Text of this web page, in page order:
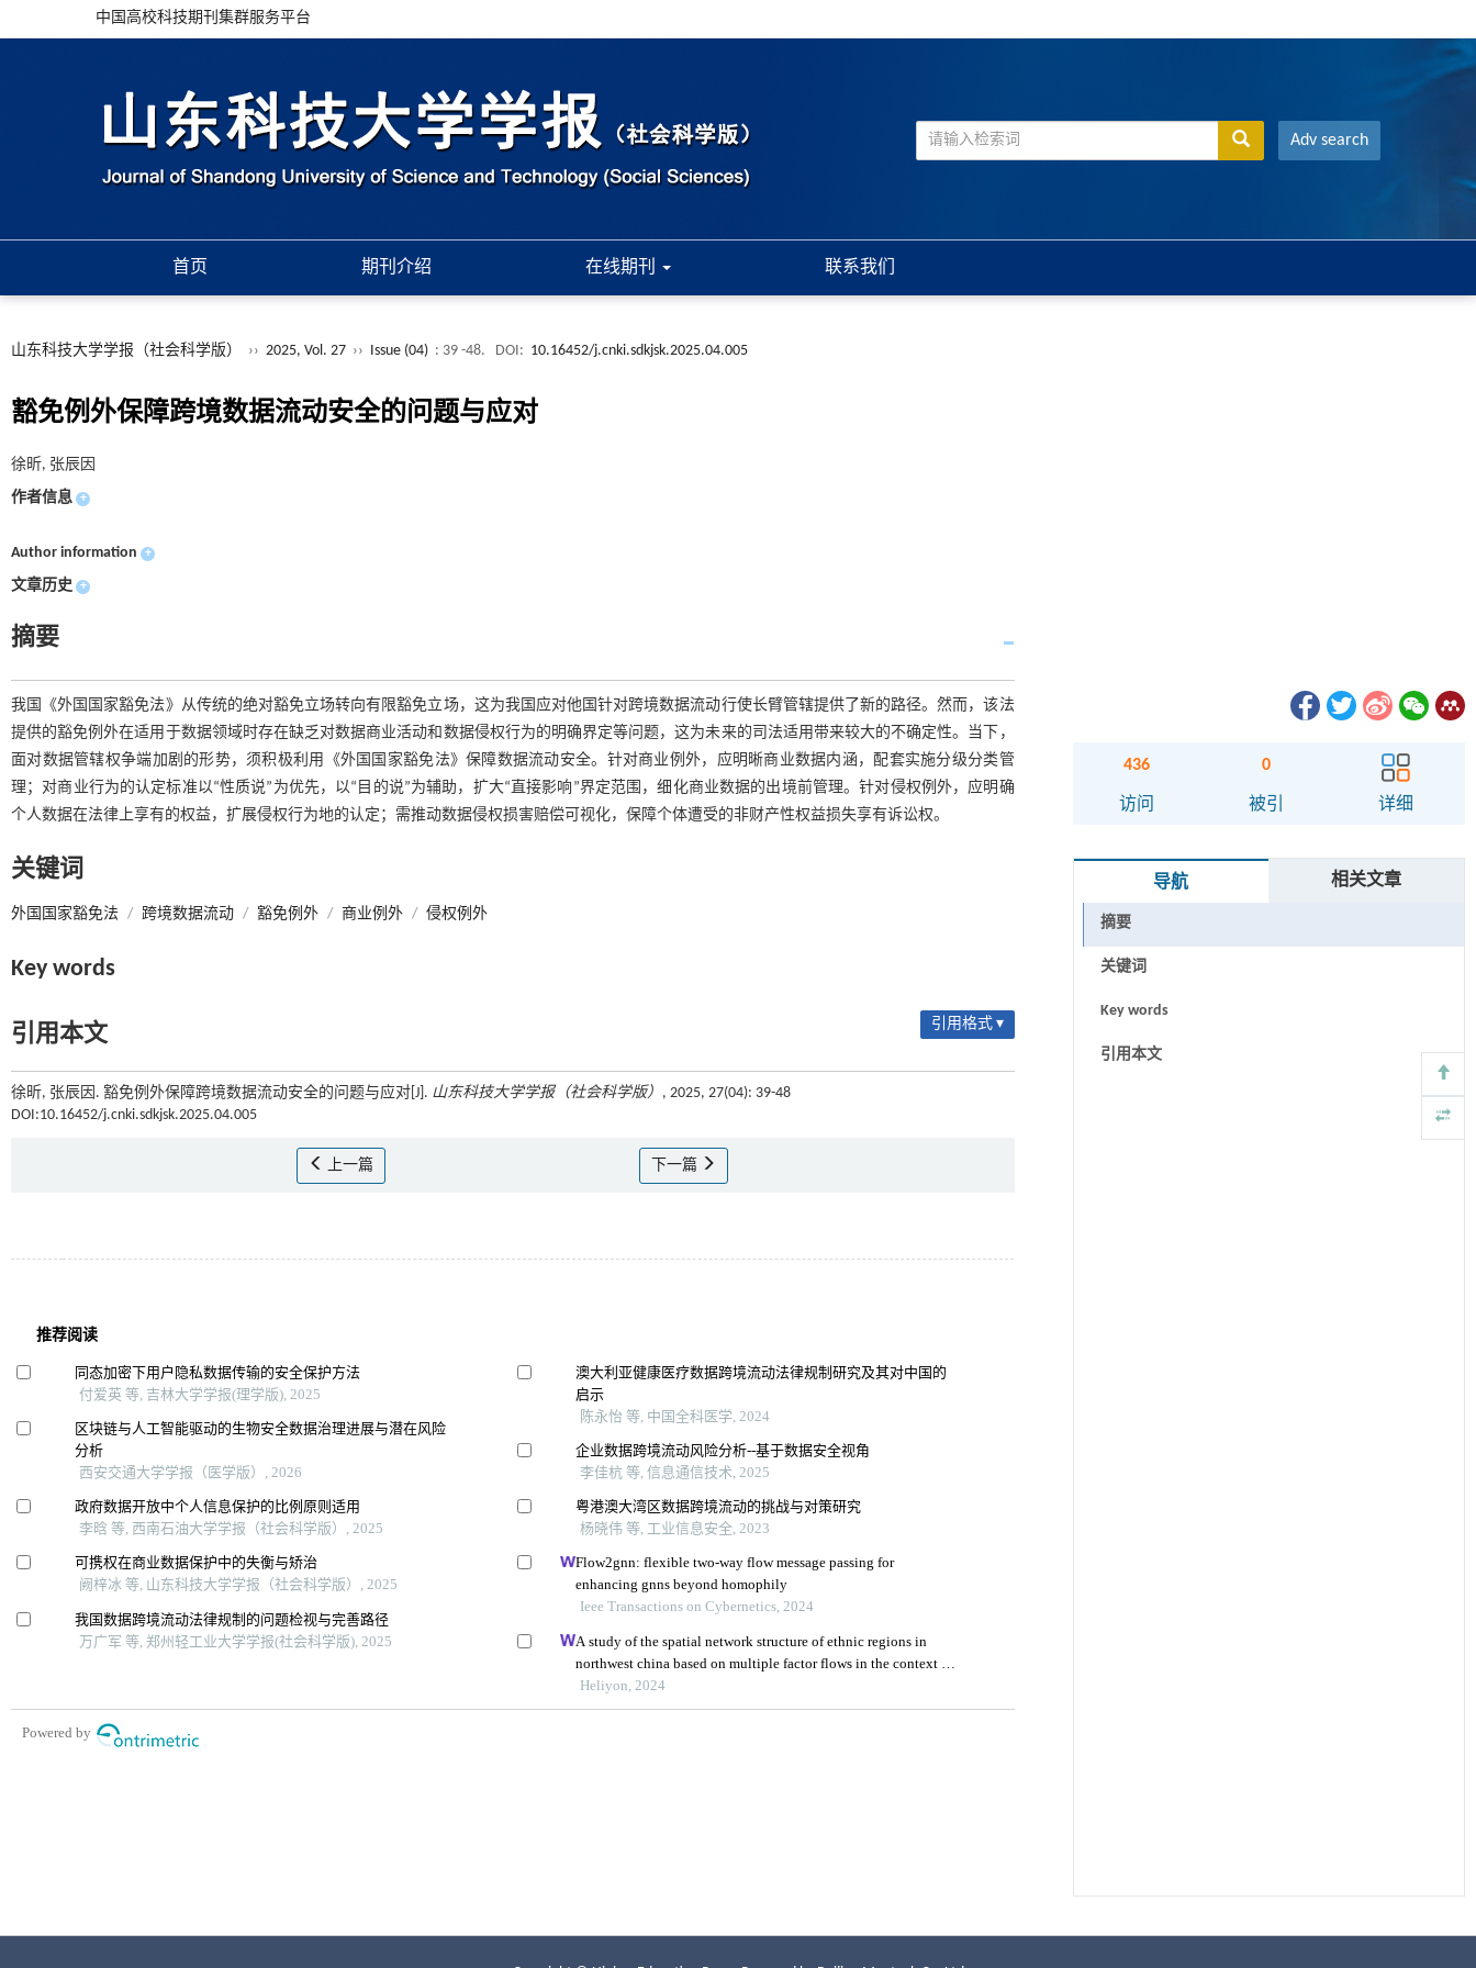
中国高校科技期刊集群服务平台
Adv search
首页 期刊介绍 在线期刊 联系我们
山东科技大学学报（社会科学版） ›› 2025, Vol. 27 ›› Issue (04) : 39 -48. DOI: 10.16452/j.cnki.sdkjsk.2025.04.005
豁免例外保障跨境数据流动安全的问题与应对
徐昕, 张辰因
作者信息 +
Author information +
文章历史 +
摘要
我国《外国国家豁免法》从传统的绝对豁免立场转向有限豁免立场，这为我国应对他国针对跨境数据流动行使长臂管辖提供了新的路径。然而，该法
提供的豁免例外在适用于数据领域时存在缺乏对数据商业活动和数据侵权行为的明确界定等问题，这为未来的司法适用带来较大的不确定性。当下，
面对数据管辖权争端加剧的形势，须积极利用《外国国家豁免法》保障数据流动安全。针对商业例外，应明晰商业数据内涵，配套实施分级分类管
理；对商业行为的认定标准以“性质说”为优先，以“目的说”为辅助，扩大“直接影响”界定范围，细化商业数据的出境前管理。针对侵权例外，应明确
个人数据在法律上享有的权益，扩展侵权行为地的认定；需推动数据侵权损害赔偿可视化，保障个体遭受的非财产性权益损失享有诉讼权。
关键词
外国国家豁免法 / 跨境数据流动 / 豁免例外 / 商业例外 / 侵权例外
Key words
引用本文 引用格式 ▾
徐昕, 张辰因. 豁免例外保障跨境数据流动安全的问题与应对[J]. 山东科技大学学报（社会科学版） , 2025, 27(04): 39-48
DOI:10.16452/j.cnki.sdkjsk.2025.04.005
上一篇 下一篇
436
访问
0
被引 详细
导航 相关文章
摘要
关键词
Key words
引用本文